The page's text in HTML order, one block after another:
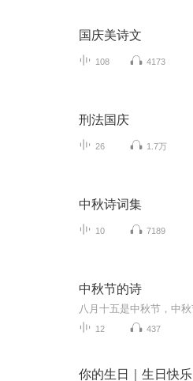
国庆美诗文
108 4173
刑法国庆
26 1.7万
中秋诗词集
10 7189
中秋节的诗
12 437
你的生日｜生日快乐